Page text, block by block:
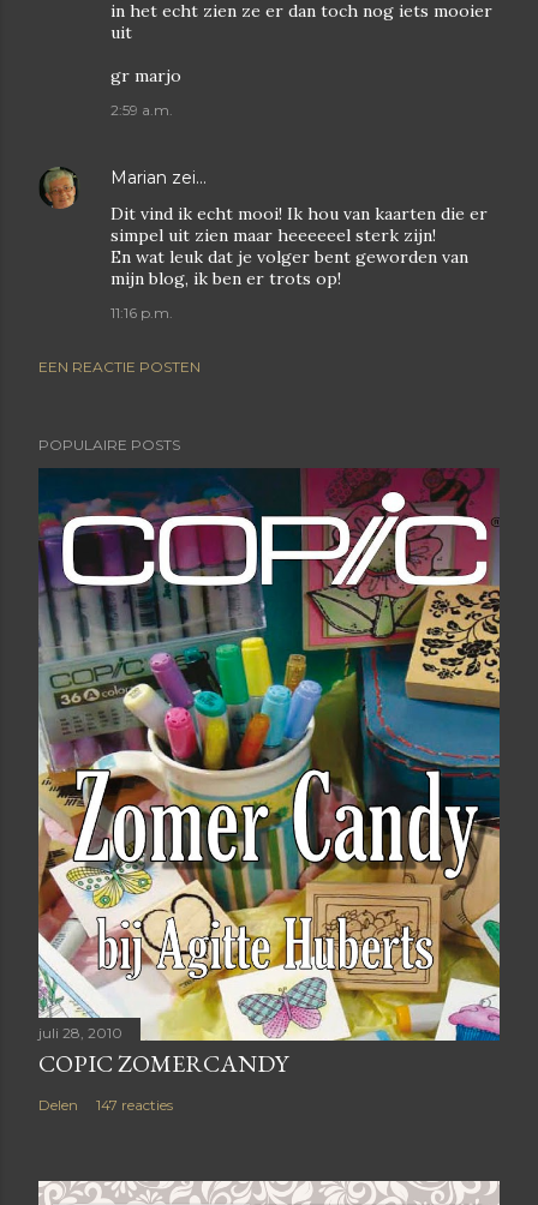
in het echt zien ze er dan toch nog iets mooier
uit
gr marjo
2:59 a.m.
Marian zei…
Dit vind ik echt mooi! Ik hou van kaarten die er
simpel uit zien maar heeeeeel sterk zijn!
En wat leuk dat je volger bent geworden van
mijn blog, ik ben er trots op!
11:16 p.m.
EEN REACTIE POSTEN
POPULAIRE POSTS
juli 28, 2010
COPIC ZOMERCANDY
Delen 147 reacties